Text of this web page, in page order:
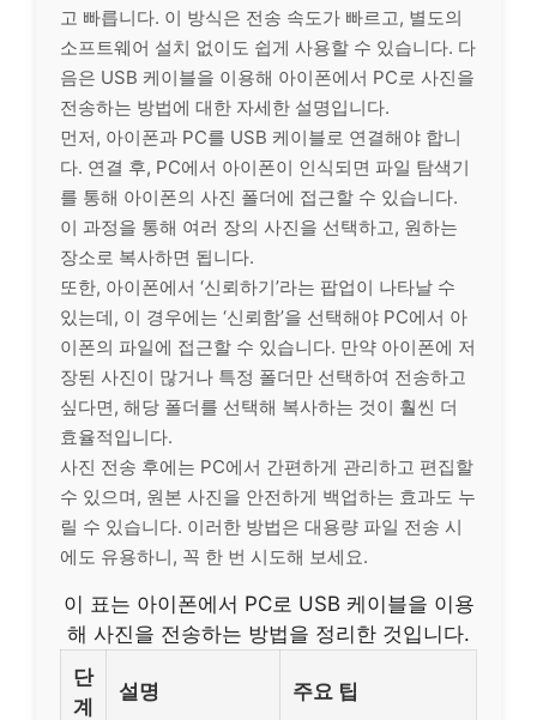
고 빠릅니다. 이 방식은 전송 속도가 빠르고, 별도의
소프트웨어 설치 없이도 쉽게 사용할 수 있습니다. 다
음은 USB 케이블을 이용해 아이폰에서 PC로 사진을
전송하는 방법에 대한 자세한 설명입니다.
먼저, 아이폰과 PC를 USB 케이블로 연결해야 합니
다. 연결 후, PC에서 아이폰이 인식되면 파일 탐색기
를 통해 아이폰의 사진 폴더에 접근할 수 있습니다.
이 과정을 통해 여러 장의 사진을 선택하고, 원하는
장소로 복사하면 됩니다.
또한, 아이폰에서 ‘신뢰하기’라는 팝업이 나타날 수
있는데, 이 경우에는 ‘신뢰함’을 선택해야 PC에서 아
이폰의 파일에 접근할 수 있습니다. 만약 아이폰에 저
장된 사진이 많거나 특정 폴더만 선택하여 전송하고
싶다면, 해당 폴더를 선택해 복사하는 것이 훨씬 더
효율적입니다.
사진 전송 후에는 PC에서 간편하게 관리하고 편집할
수 있으며, 원본 사진을 안전하게 백업하는 효과도 누
릴 수 있습니다. 이러한 방법은 대용량 파일 전송 시
에도 유용하니, 꼭 한 번 시도해 보세요.
이 표는 아이폰에서 PC로 USB 케이블을 이용
해 사진을 전송하는 방법을 정리한 것입니다.
단
계
설명 주요 팁